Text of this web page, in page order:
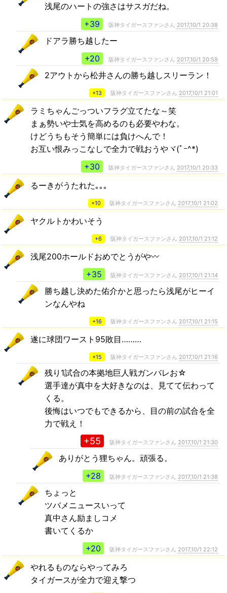
浅尾のハートの強さはサスガだね。
+39
阪神タイガースファンさん 2017,10/1 20:38
ドアラ勝ち越したー
+20
阪神タイガースファンさん 2017,10/1 20:59
2アウトから松井さんの勝ち越しスリーラン！
+13 阪神タイガースファンさん 2017,10/1 21:01
ラミちゃんごっついフラグ立てたな～笑
まぁ勢いや士気を高めるのも必要やわな。
けどうちもそう簡単には負けへんで！
お互い恨みっこなしで全力で戦おうやヾ(ﾟｰ^*)
+30
阪神タイガースファンさん 2017,10/1 20:33
るーきがうたれた｡｡｡
+10 阪神タイガースファンさん 2017,10/1 21:02
ヤクルトかわいそう
+6 阪神タイガースファンさん 2017,10/1 21:12
浅尾200ホールドおめでとうがや〰️
+35
阪神タイガースファンさん 2017,10/1 21:14
勝ち越し決めた佑介かと思ったら浅尾がヒーイ
ンなんやね
+16 阪神タイガースファンさん 2017,10/1 21:15
遂に球団ワースト95敗目………
+15 阪神タイガースファンさん 2017,10/1 21:16
残り1試合の本拠地巨人戦ガンバレお☆
選手達が真中を大好きなのは、見てて伝わって
くる。
後悔はいつでもできるから、目の前の試合を全
力で戦え！
+55 阪神タイガースファンさん 2017,10/1 21:30
ありがとう狸ちゃん。頑張る。
+28
阪神タイガースファンさん 2017,10/1 21:38
ちょっと
ツバメニュースいって
真中さん励ましコメ
書いてくるか
+20
阪神タイガースファンさん 2017,10/1 22:12
やれるものならやってみろ
タイガースが全力で迎え撃つ